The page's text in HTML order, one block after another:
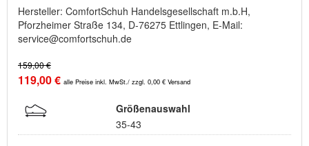
Hersteller: ComfortSchuh Handelsgesellschaft m.b.H,
Pforzheimer Straße 134, D-76275 Ettlingen, E-Mail:
service@comfortschuh.de
159,00 €
119,00 € alle Preise inkl. MwSt./ zzgl. 0,00 € Versand
Größenauswahl
35-43